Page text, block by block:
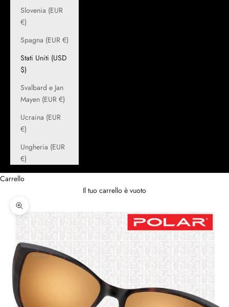
Slovenia (EUR
€)
Spagna (EUR €)
Stati Uniti (USD
$)
Svalbard e Jan
Mayen (EUR €)
Ucraina (EUR
€)
Ungheria (EUR
€)
Carrello
Il tuo carrello è vuoto
Ingrandisci immagine